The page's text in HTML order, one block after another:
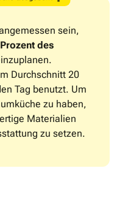
sein,
des
Durchschnitt 20
Tag benutzt. Um
zu haben,
Materialien
zu setzen.